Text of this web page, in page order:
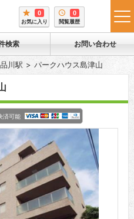
0
お気に入り
0
閲覧履歴
検索 お問い合わせ
品川駅 パークハウス島津山
済可能